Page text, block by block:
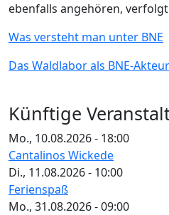
ebenfalls angehören, verfolgt
Was versteht man unter BNE
Das Waldlabor als BNE-Akteur
Künftige
Mo., 10.08.2026 - 18:00
Cantalinos Wickede
Di., 11.08.2026 - 10:00
Ferienspaß
Mo., 31.08.2026 - 09:00